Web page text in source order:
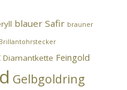
blauer Safir brauner
Brillantohrstecker
Diamantkette Feingold
Gelbgoldring